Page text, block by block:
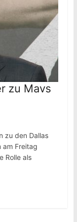
zu Mavs
zu den Dallas
am Freitag
Rolle als